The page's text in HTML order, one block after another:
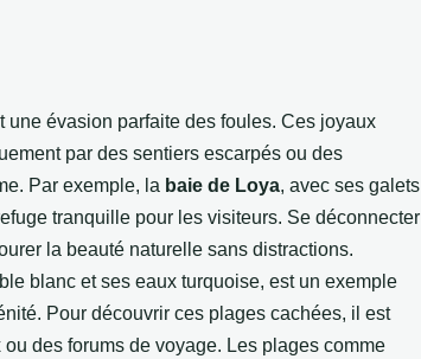
une évasion parfaite des foules. Ces joyaux
par des sentiers escarpés ou des
Par exemple, la baie de Loya, avec ses galets
tranquille pour les visiteurs. Se déconnecter
la beauté naturelle sans distractions.
blanc et ses eaux turquoise, est un exemple
Pour découvrir ces plages cachées, il est
des forums de voyage. Les plages comme